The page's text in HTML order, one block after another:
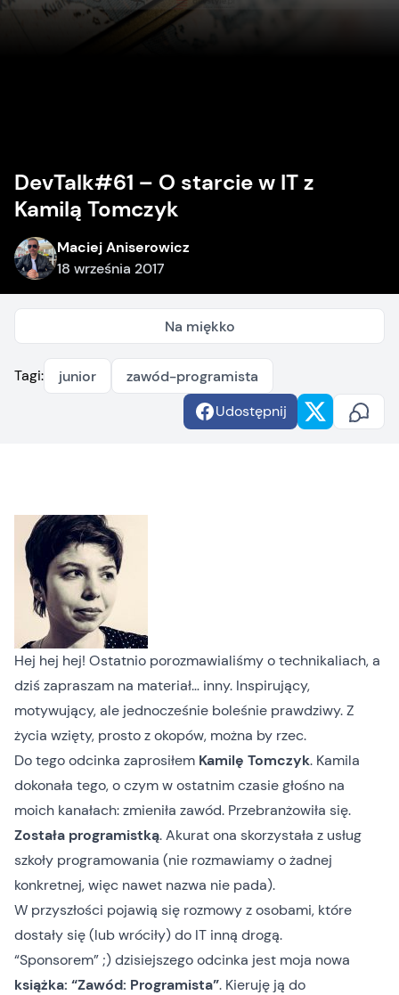
DevTalk#61 – O starcie w IT z
Kamilą Tomczyk
Maciej Aniserowicz
18 września 2017
Na miękko
Tagi: junior
zawód-programista
Udostępnij
Hej hej hej! Ostatnio porozmawialiśmy o technikaliach, a
dziś zapraszam na materiał… inny. Inspirujący,
motywujący, ale jednocześnie boleśnie prawdziwy. Z
życia wzięty, prosto z okopów, można by rzec.
Do tego odcinka zaprosiłem Kamilę Tomczyk. Kamila
dokonała tego, o czym w ostatnim czasie głośno na
moich kanałach: zmieniła zawód. Przebranżowiła się.
Została programistką. Akurat ona skorzystała z usług
szkoły programowania (nie rozmawiamy o żadnej
konkretnej, więc nawet nazwa nie pada).
W przyszłości pojawią się rozmowy z osobami, które
dostały się (lub wróciły) do IT inną drogą.
“Sponsorem” ;) dzisiejszego odcinka jest moja nowa
książka: “Zawód: Programista”. Kieruję ją do